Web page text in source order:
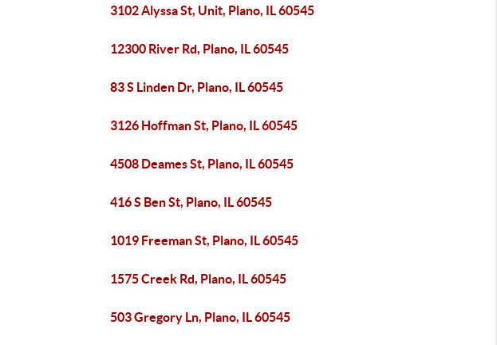
3102 Alyssa St, Unit, Plano, IL 60545
12300 River Rd, Plano, IL 60545
83 S Linden Dr, Plano, IL 60545
3126 Hoffman St, Plano, IL 60545
4508 Deames St, Plano, IL 60545
416 S Ben St, Plano, IL 60545
1019 Freeman St, Plano, IL 60545
1575 Creek Rd, Plano, IL 60545
503 Gregory Ln, Plano, IL 60545